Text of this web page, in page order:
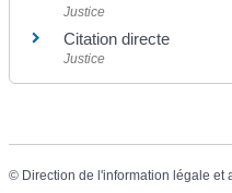
Justice
Citation directe
Justice
© Direction de l'information légale et